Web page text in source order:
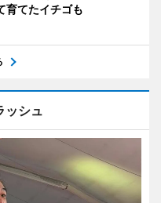
育てたイチゴも
ッシュ